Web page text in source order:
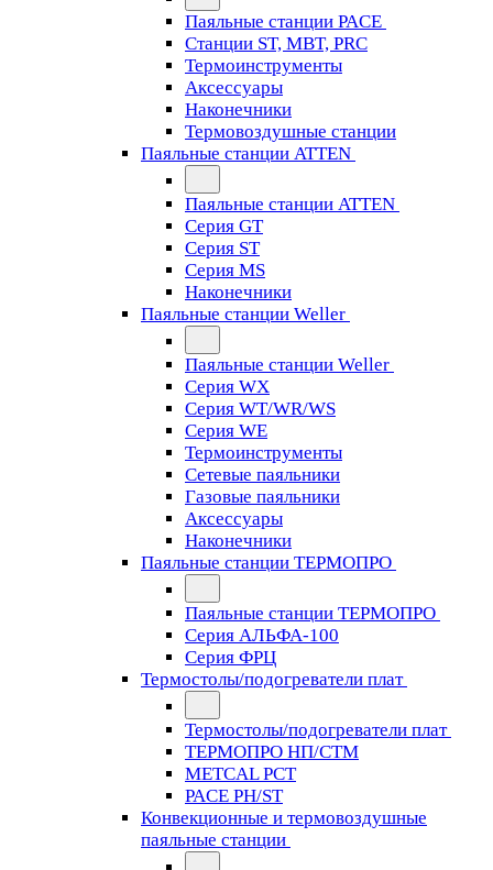
Паяльные станции PACE
Станции ST, MBT, PRC
Термоинструменты
Аксессуары
Наконечники
Термовоздушные станции
Паяльные станции ATTEN
Паяльные станции ATTEN
Серия GT
Серия ST
Серия MS
Наконечники
Паяльные станции Weller
Паяльные станции Weller
Серия WX
Серия WT/WR/WS
Серия WE
Термоинструменты
Сетевые паяльники
Газовые паяльники
Аксессуары
Наконечники
Паяльные станции ТЕРМОПРО
Паяльные станции ТЕРМОПРО
Серия АЛЬФА-100
Серия ФРЦ
Термостолы/подогреватели плат
Термостолы/подогреватели плат
ТЕРМОПРО НП/СТМ
METCAL PCT
PACE PH/ST
Конвекционные и термовоздушные
паяльные станции